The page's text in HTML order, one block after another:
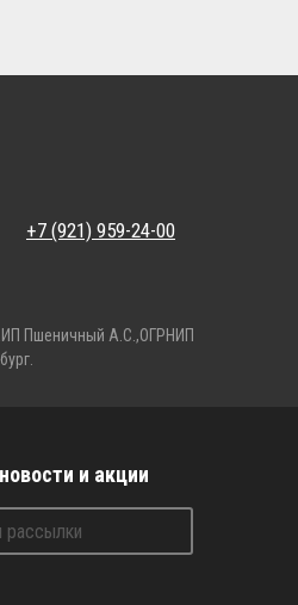
+7 (921) 959-24-00
ИП Пшеничный А.С.,ОГРНИП
и акции